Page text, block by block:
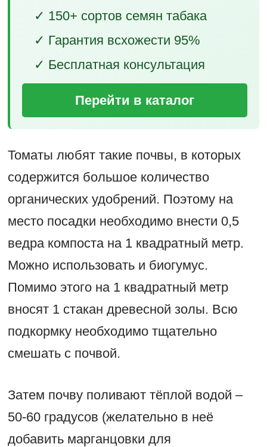
✓ 150+ сортов семян табака
✓ Гарантия всхожести 95%
✓ Бесплатная консультация
Перейти в каталог
Томаты любят такие почвы, в которых
содержится большое количество
органических удобрений. Поэтому на
место посадки необходимо внести 0,5
ведра компоста на 1 квадратный метр.
Можно использовать и биогумус.
Помимо этого на 1 квадратный метр
вносят 1 стакан древесной золы. Всю
подкормку необходимо тщательно
смешать с почвой.
Затем почву поливают тёплой водой –
50-60 градусов (желательно в неё
добавить марганцовки для